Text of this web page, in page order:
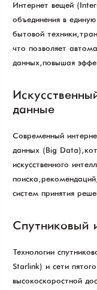
Интернет вещей
объединения в единую
бытовой техники,
что позволяет
данных, повышая
данные
Современный
данных (Big Data),
искусственного
поиска,
систем принятия
Спутниковый
Технологии
Starlink) и сети
высокоскоростной